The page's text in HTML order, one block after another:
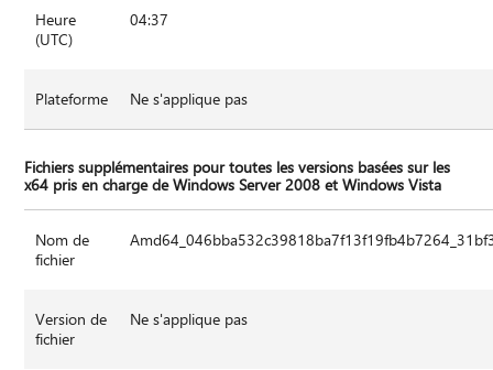
Heure
(UTC)
04:37
Plateforme Ne s'applique pas
Fichiers supplémentaires pour toutes les versions basées sur les
x64 pris en charge de Windows Server 2008 et Windows Vista
Nom de
fichier
Version de
fichier
Ne s'applique pas